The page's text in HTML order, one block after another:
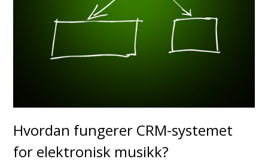
Hvordan fungerer CRM-systemet
for elektronisk musikk?